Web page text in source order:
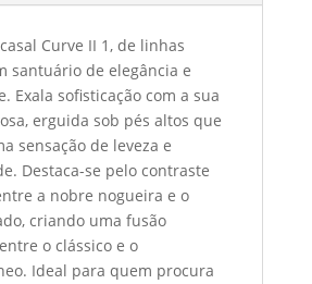
Curve II 1, de linhas
santuário de elegância e
Exala sofisticação com a sua
erguida sob pés altos que
sensação de leveza e
Destaca-se pelo contraste
a nobre nogueira e o
criando uma fusão
o clássico e o
Ideal para quem procura